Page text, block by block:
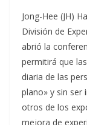
Jong-Hee (JH)
División de
abrió la
permitirá que
diaria de las
plano» y sin ser
otros de los
mejora de